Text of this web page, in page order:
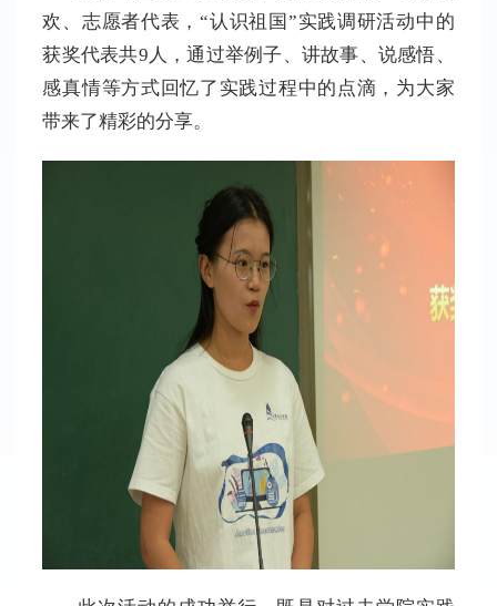
欢、志愿者代表，“认识祖国”实践调研活动中的
获奖代表共9人，通过举例子、讲故事、说感悟、
感真情等方式回忆了实践过程中的点滴，为大家
带来了精彩的分享。